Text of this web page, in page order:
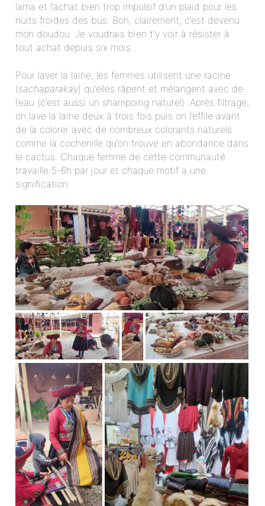
lama et l’achat bien trop impulsif d’un plaid pour les
nuits froides des bus. Bon, clairement, c’est devenu
mon doudou. Je voudrais bien t’y voir à résister à
tout achat depuis six mois.
Pour laver la laine, les femmes utilisent une racine
(sachaparakay) qu’elles râpent et mélangent avec de
l’eau (c’est aussi un shampoing naturel). Après filtrage,
on lave la laine deux à trois fois puis on l’effile avant
de la colorer avec de nombreux colorants naturels
comme la cochenille qu’on trouve en abondance dans
le cactus. Chaque femme de cette communauté
travaille 5-6h par jour et chaque motif a une
signification.